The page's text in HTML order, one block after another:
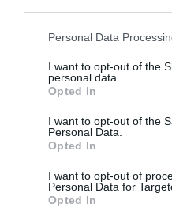
Personal Data
I want to opt-out of the
personal data.
Opted In
I want to opt-out of the
Personal Data.
Opted In
I want to opt-out of
Personal Data for
Opted In
O «Οιδίποδας» του
Ρόμπερτ Άικ ξανά